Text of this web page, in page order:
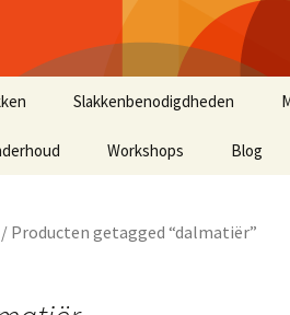
Slakkenbenodigdheden
Workshops Blog
/ Producten getagged “dalmatiër”